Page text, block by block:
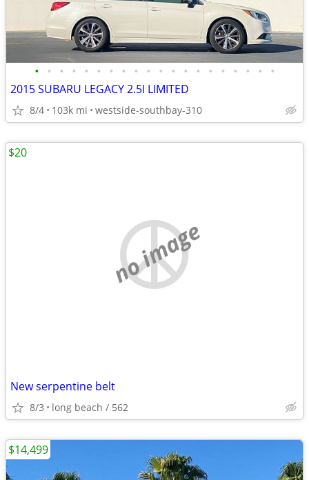
• • • • • • • • • • • • • • • • • • • •
2015 SUBARU LEGACY 2.5I LIMITED
8/4 103k mi westside-southbay-310
no image
New serpentine belt
8/3 long beach / 562
$20
$14,499